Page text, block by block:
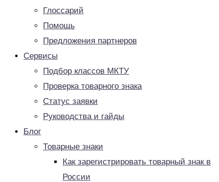
Глоссарий
Помощь
Предложения партнеров
Сервисы
Подбор классов МКТУ
Проверка товарного знака
Статус заявки
Руководства и гайды
Блог
Товарные знаки
Как зарегистрировать товарный знак в
России